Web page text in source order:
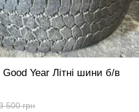
Year Літні шини б/в
500 грн